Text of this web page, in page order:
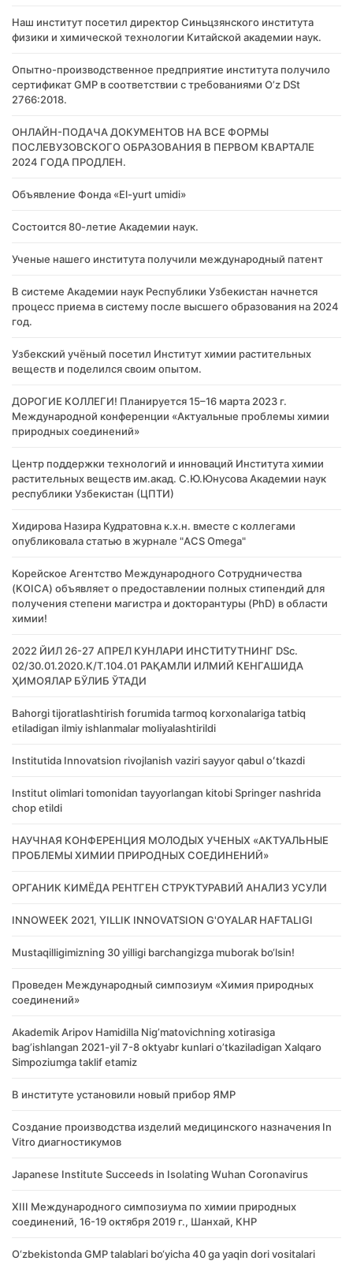
Наш институт посетил директор Синьцзянского института
физики и химической технологии Китайской академии наук.
Опытно-производственное предприятие института получило
сертификат GMP в соответствии с требованиями O’z DSt
2766:2018.
ОНЛАЙН-ПОДАЧА ДОКУМЕНТОВ НА ВСЕ ФОРМЫ
ПОСЛЕВУЗОВСКОГО ОБРАЗОВАНИЯ В ПЕРВОМ КВАРТАЛЕ
2024 ГОДА ПРОДЛЕН.
Объявление Фонда «El-yurt umidi»
Состоится 80-летие Академии наук.
Ученые нашего института получили международный патент
В системе Академии наук Республики Узбекистан начнется
процесс приема в систему после высшего образования на 2024
год.
Узбекский учёный посетил Институт химии растительных
веществ и поделился своим опытом.
ДОРОГИЕ КОЛЛЕГИ! Планируется 15–16 марта 2023 г.
Международной конференции «Актуальные проблемы химии
природных соединений»
Центр поддержки технологий и инноваций Института химии
растительных веществ им.акад. С.Ю.Юнусова Академии наук
республики Узбекистан (ЦПТИ)
Хидирова Назира Кудратовна к.х.н. вместе с коллегами
опубликовала статью в журнале "ACS Omega"
Корейское Агентство Международного Сотрудничества
(KOICA) объявляет о предоставлении полных стипендий для
получения степени магистра и докторантуры (PhD) в области
химии!
2022 ЙИЛ 26-27 АПРЕЛ КУНЛАРИ ИНСТИТУТНИНГ DSc.
02/30.01.2020.К/Т.104.01 РАҚАМЛИ ИЛМИЙ КЕНГАШИДА
ҲИМОЯЛАР БЎЛИБ ЎТАДИ
Bahorgi tijoratlashtirish forumida tarmoq korxonalariga tatbiq
etiladigan ilmiy ishlanmalar moliyalashtirildi
Institutida Innovatsion rivojlanish vaziri sayyor qabul oʻtkazdi
Institut olimlari tomonidan tayyorlangan kitobi Springer nashrida
chop etildi
НАУЧНАЯ КОНФЕРЕНЦИЯ МОЛОДЫХ УЧЕНЫХ «АКТУАЛЬНЫЕ
ПРОБЛЕМЫ ХИМИИ ПРИРОДНЫХ СОЕДИНЕНИЙ»
ОРГАНИК КИМЁДА РЕНТГЕН СТРУКТУРАВИЙ АНАЛИЗ УСУЛИ
INNOWEEK 2021, YILLIK INNOVATSION G'OYALAR HAFTALIGI
Mustaqilligimizning 30 yilligi barchangizga muborak bo‘lsin!
Проведен Международный симпозиум «Химия природных
соединений»
Akademik Аripov Hamidilla Nigʼmatovichning xotirasiga
bagʼishlangan 2021-yil 7-8 oktyabr kunlari oʼtkaziladigan Xalqaro
Simpoziumga taklif etamiz
В институте установили новый прибор ЯМР
Создание производства изделий медицинского назначения In
Vitro диагностикумов
Japanese Institute Succeeds in Isolating Wuhan Coronavirus
XIII Международного симпозиума по химии природных
соединений, 16-19 октября 2019 г., Шанхай, КНР
O‘zbekistonda GMP talablari bo‘yicha 40 ga yaqin dori vositalari